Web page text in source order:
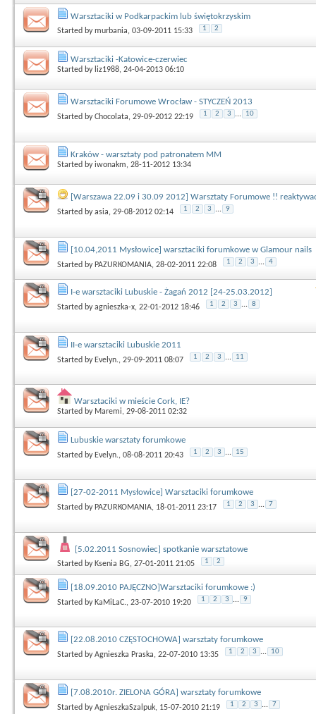
Warsztaciki w Podkarpackim lub świętokrzyskim
Started bymurbania, 03-09-2011 15:33 1 2
Warsztaciki -Katowice-czerwiec
Started by liz1988, 24-04-2013 06:10
Warsztaciki Forumowe Wrocław - STYCZEŃ 2013
Started byChocolata, 29-09-2012 22:19 1 2 3 ... 10
Kraków - warsztaty pod patronatem MM
Started byiwonakm, 28-11-2012 13:34
[Warszawa 22.09 i 30.09 2012] Warsztaty Forumowe !!
Started byasia, 29-08-2012 02:14 1 2 3 ... 9
[10.04,2011 Mysłowice] warsztaciki forumkowe w Glamour nails
Started by PAZURKOMANIA, 28-02-2011 22:08 1 2 3 ... 4
I-e warsztaciki Lubuskie - Żagań 2012 [24-25.03.2012]
Started byagnieszka-x, 22-01-2012 18:46 1 2 3 ... 8
II-e warsztaciki Lubuskie 2011
Started by Evelyn., 29-09-2011 08:07 1 2 3 ... 11
Warsztaciki w mieście Cork, IE?
Started by Maremi, 29-08-2011 02:32
Lubuskie warsztaty forumkowe
Started by Evelyn., 08-08-2011 20:43 1 2 3 ... 15
[27-02-2011 Mysłowice] Warsztaciki forumkowe
Started by PAZURKOMANIA, 18-01-2011 23:17 1 2 3 ... 7
[5.02.2011 Sosnowiec] spotkanie warsztatowe
Started by Ksenia BG, 27-01-2011 21:05 1 2
[18.09.2010 PAJĘCZNO]Warsztaciki forumkowe :)
Started by KaMiLaC., 23-07-2010 19:20 1 2 3 ... 9
[22.08.2010 CZĘSTOCHOWA] warsztaty forumkowe
Started byAgnieszka Praska, 22-07-2010 13:35 1 2 3 ... 10
[7.08.2010r. ZIELONA GÓRA] warsztaty forumkowe
Started byAgnieszkaSzalpuk, 15-07-2010 21:19 1 2 3 ... 7